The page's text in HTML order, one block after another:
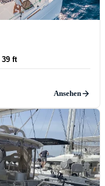
39 ft
Ansehen